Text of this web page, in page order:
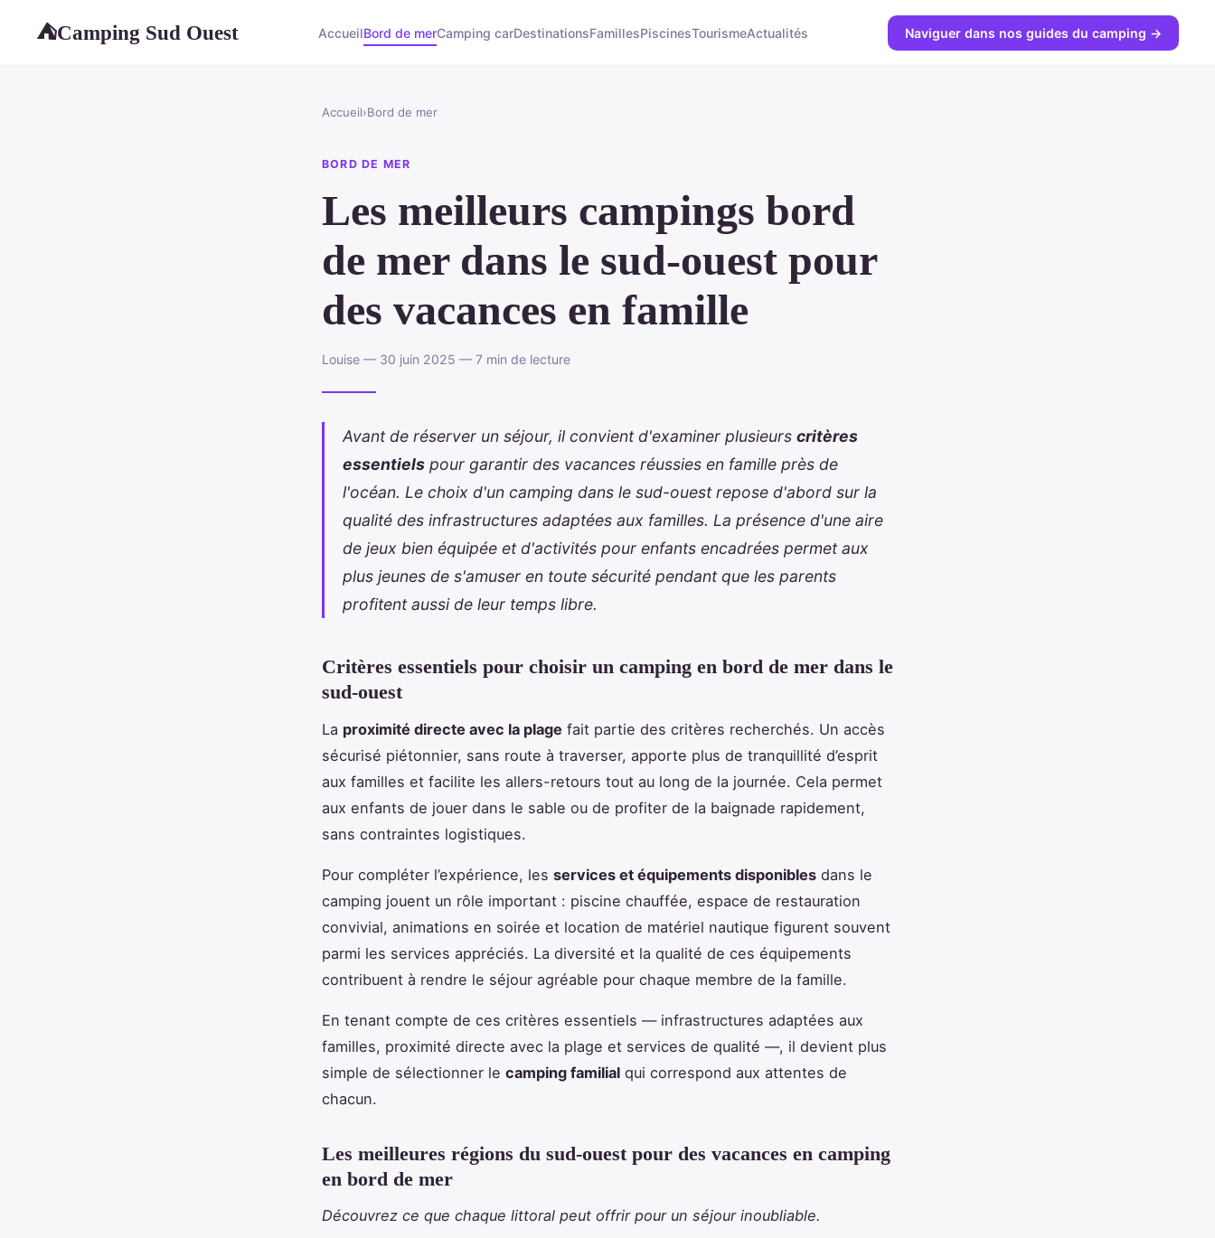
⛺Camping Sud Ouest AccueilBord de merCamping carDestinationsFamillesPiscinesTourismeActualités Naviguer dans nos guides du camping →
Accueil›Bord de mer
BORD DE MER
Les meilleurs campings bord
de mer dans le sud-ouest pour
des vacances en famille
Louise — 30 juin 2025 — 7 min de lecture
Avant de réserver un séjour, il convient d'examiner plusieurs critères
essentiels pour garantir des vacances réussies en famille près de
l'océan. Le choix d'un camping dans le sud-ouest repose d'abord sur la
qualité des infrastructures adaptées aux familles. La présence d'une aire
de jeux bien équipée et d'activités pour enfants encadrées permet aux
plus jeunes de s'amuser en toute sécurité pendant que les parents
profitent aussi de leur temps libre.
Critères essentiels pour choisir un camping en bord de mer dans le
sud-ouest
La proximité directe avec la plage fait partie des critères recherchés. Un accès
sécurisé piétonnier, sans route à traverser, apporte plus de tranquillité d’esprit
aux familles et facilite les allers-retours tout au long de la journée. Cela permet
aux enfants de jouer dans le sable ou de profiter de la baignade rapidement,
sans contraintes logistiques.
Pour compléter l’expérience, les services et équipements disponibles dans le
camping jouent un rôle important : piscine chauffée, espace de restauration
convivial, animations en soirée et location de matériel nautique figurent souvent
parmi les services appréciés. La diversité et la qualité de ces équipements
contribuent à rendre le séjour agréable pour chaque membre de la famille.
En tenant compte de ces critères essentiels — infrastructures adaptées aux
familles, proximité directe avec la plage et services de qualité —, il devient plus
simple de sélectionner le camping familial qui correspond aux attentes de
chacun.
Les meilleures régions du sud-ouest pour des vacances en camping
en bord de mer
Découvrez ce que chaque littoral peut offrir pour un séjour inoubliable.